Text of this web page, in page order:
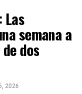
Las
semana a
dos
2026